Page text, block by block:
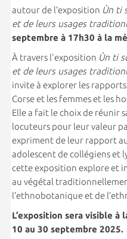
autour de l’exposition Ùn ti
et de leurs usages
septembre à 17h30 à la
À travers l'exposition Ùn ti
et de leurs usages
invite à explorer les
Corse et les femmes et les
Elle a fait le choix de réunir
locuteurs pour leur valeur
expriment de leur rapport
adolescent de collégiens et
cette exposition explore et
au végétal
l’ethnobotanique et de
L’exposition sera visible
10 au 30 septembre 2025.